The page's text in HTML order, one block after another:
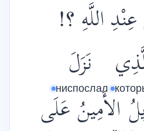
اللَّهِ ؟!
نَزَلَ
ниспослал
الأَمِينُ عَلَى